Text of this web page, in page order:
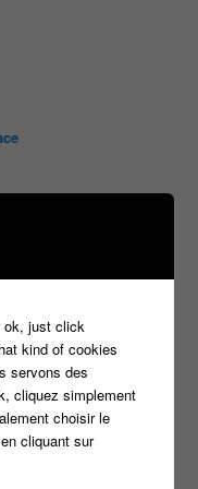
TV
mais pourquoi ?
de quoi ?
parlent de quoi ?
ok, just click
kind of cookies
servons des
cliquez simplement
choisir le
cliquant sur